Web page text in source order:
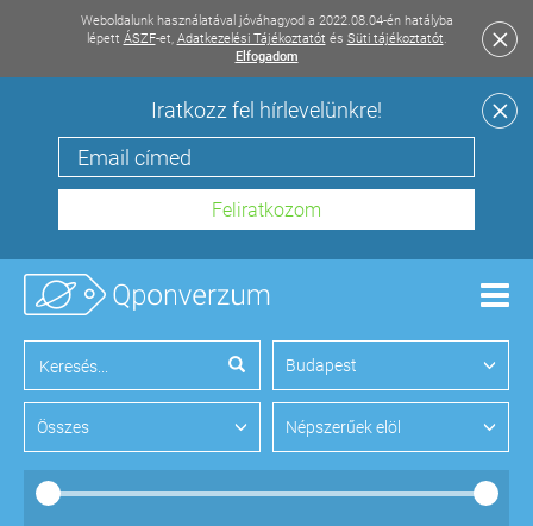
Weboldalunk használatával jóváhagyod a 2022.08.04-én hatályba
lépett ÁSZF-et, Adatkezelési Tájékoztatót és Süti tájékoztatót.
Elfogadom
Iratkozz fel hírlevelünkre!
Budapest
Összes Népszerűek elöl